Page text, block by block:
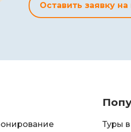
Оставить заявку на
Туры